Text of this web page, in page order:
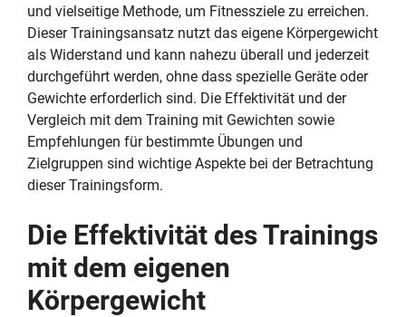
und vielseitige Methode, um Fitnessziele zu erreichen.
Dieser Trainingsansatz nutzt das eigene Körpergewicht
als Widerstand und kann nahezu überall und jederzeit
durchgeführt werden, ohne dass spezielle Geräte oder
Gewichte erforderlich sind. Die Effektivität und der
Vergleich mit dem Training mit Gewichten sowie
Empfehlungen für bestimmte Übungen und
Zielgruppen sind wichtige Aspekte bei der Betrachtung
dieser Trainingsform.
Die Effektivität des Trainings
mit dem eigenen
Körpergewicht